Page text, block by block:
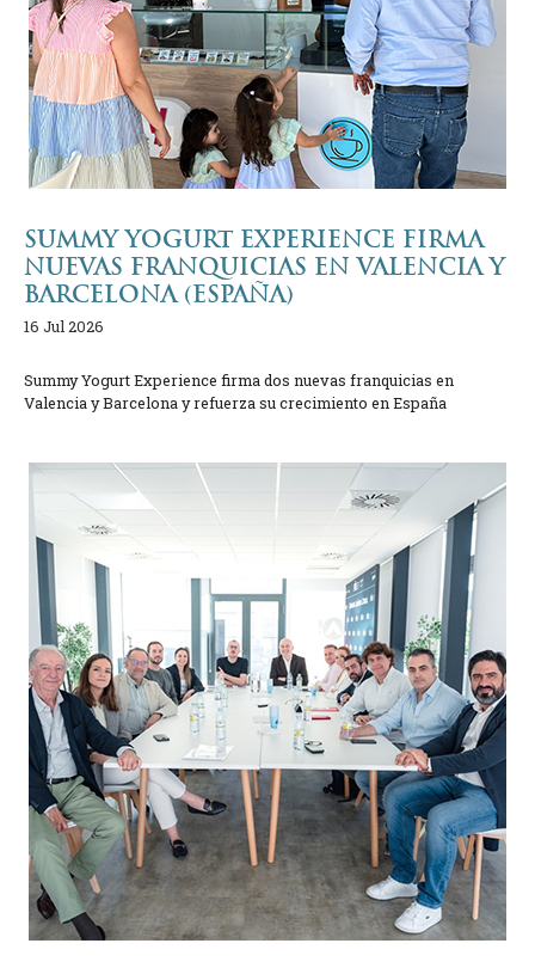
SUMMY YOGURT EXPERIENCE FIRMA
NUEVAS FRANQUICIAS EN VALENCIA Y
BARCELONA (ESPAÑA)
16 Jul 2026
Summy Yogurt Experience firma dos nuevas franquicias en
Valencia y Barcelona y refuerza su crecimiento en España